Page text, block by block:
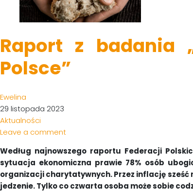
Raport z badania
Polsce”
Ewelina
29 listopada 2023
Aktualności
Leave a comment
Według najnowszego raportu Federacji
sytuacja ekonomiczna prawie 78% osób
organizacji charytatywnych. Przez inflację sześć
jedzenie. Tylko co czwarta osoba może sobie